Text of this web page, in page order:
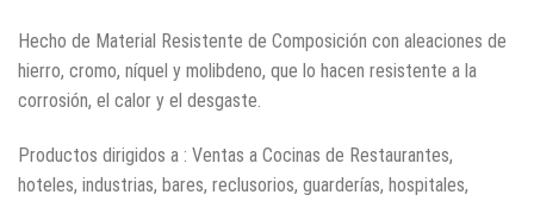
Hecho de Material Resistente de Composición con aleaciones de
hierro, cromo, níquel y molibdeno, que lo hacen resistente a la
corrosión, el calor y el desgaste.
Productos dirigidos a : Ventas a Cocinas de Restaurantes,
hoteles, industrias, bares, reclusorios, guarderías, hospitales,